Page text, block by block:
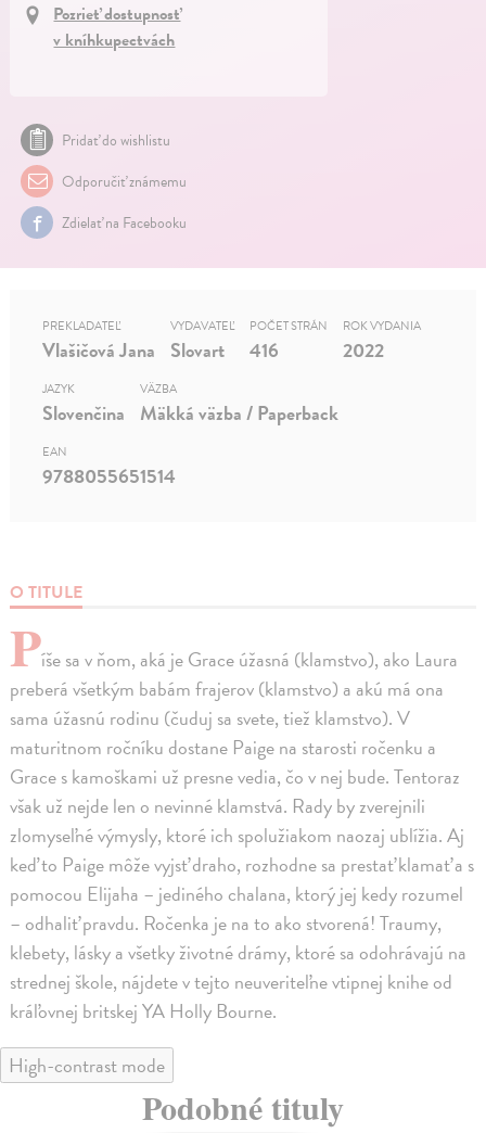
Pozrieť dostupnosť
v kníhkupectvách
Pridať do wishlistu
Odporučiť známemu
Zdielať na Facebooku
O TITULE
Píše sa v ňom, aká je Grace úžasná (klamstvo), ako Laura
preberá všetkým babám frajerov (klamstvo) a akú má ona
sama úžasnú rodinu (čuduj sa svete, tiež klamstvo). V
maturitnom ročníku dostane Paige na starosti ročenku a
Grace s kamoškami už presne vedia, čo v nej bude. Tentoraz
však už nejde len o nevinné klamstvá. Rady by zverejnili
zlomyseľné výmysly, ktoré ich spolužiakom naozaj ublížia. Aj
keď to Paige môže vyjsť draho, rozhodne sa prestať klamať a s
pomocou Elijaha – jediného chalana, ktorý jej kedy rozumel
– odhaliť pravdu. Ročenka je na to ako stvorená! Traumy,
klebety, lásky a všetky životné drámy, ktoré sa odohrávajú na
strednej škole, nájdete v tejto neuveriteľne vtipnej knihe od
kráľovnej britskej YA Holly Bourne.
PREKLADATEĽ
Vlašičová Jana
VYDAVATEĽ
Slovart
POČET STRÁN
416
ROK VYDANIA
2022
JAZYK
Slovenčina
VÄZBA
Mäkká väzba / Paperback
EAN
9788055651514
High-contrast mode
Podobné tituly